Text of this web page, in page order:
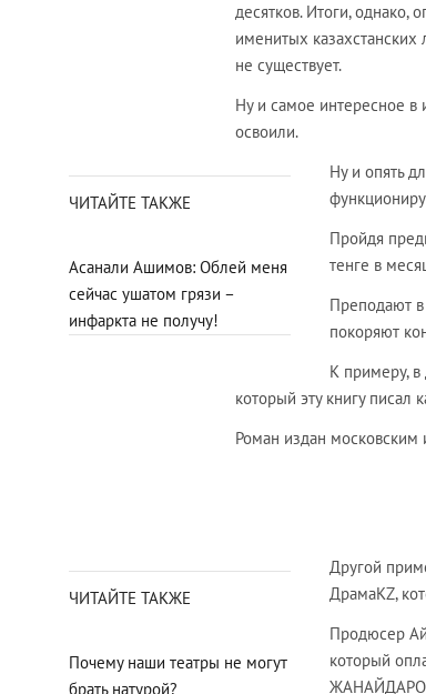
десятков. Итоги, однако,
именитых
не существует.
Ну и самое интересное в
освоили.
ЧИТАЙТЕ ТАКЖЕ
Асанали Ашимов: Облей меня
сейчас ушатом грязи –
инфаркта не получу!
Ну и опять
Пройдя
тенге в
Преподают
покоряют
К примеру,
который эту книгу писал
Роман издан московским
ЧИТАЙТЕ ТАКЖЕ
Почему наши театры не могут
брать натурой?
Другой
ДрамаKZ,
Продюсер
который